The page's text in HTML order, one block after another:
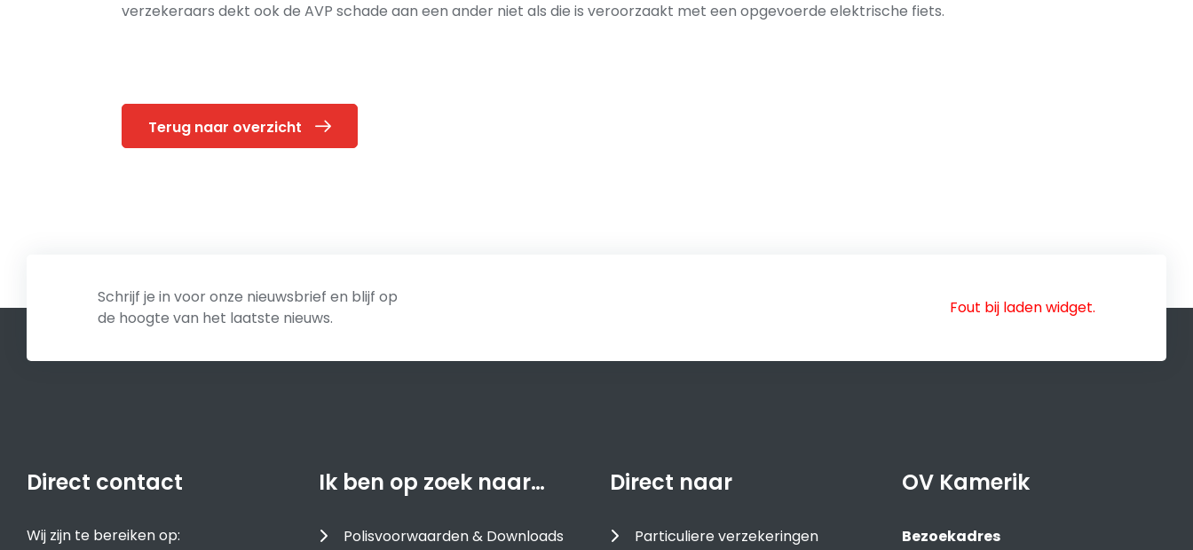
verzekeraars dekt ook de AVP schade aan een ander niet als die is veroorzaakt met een opgevoerde elektrische fiets.
Terug naar overzicht
Schrijf je in voor onze nieuwsbrief en blijf op
de hoogte van het laatste nieuws.
Fout bij laden widget.
Direct contact
Wij zijn te bereiken op:
Ik ben op zoek naar…
Polisvoorwaarden & Downloads
Direct naar
Particuliere verzekeringen
OV Kamerik
Bezoekadres